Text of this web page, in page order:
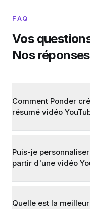
FAQ
Vos
Nos réponses
Comment Ponder
résumé vidéo
Puis-je
partir d'une vidéo
Quelle est la